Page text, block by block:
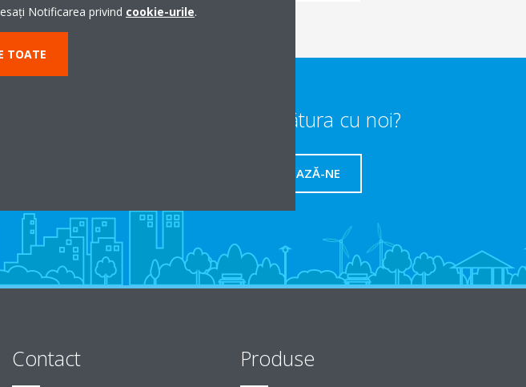
Vrei să iei legătura cu noi?
CONTACTEAZĂ-NE
Contact Produse
Notificarea privind cookie-urile.
TOATE